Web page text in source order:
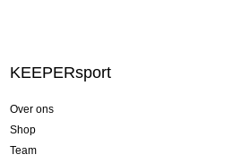
KEEPERsport
Over ons
Shop
Team